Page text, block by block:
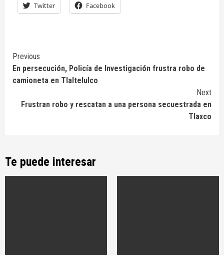
Twitter Facebook
Continue
Reading
Previous
En persecución, Policía de Investigación frustra robo de
camioneta en Tlaltelulco
Next
Frustran robo y rescatan a una persona secuestrada en
Tlaxco
Te puede interesar